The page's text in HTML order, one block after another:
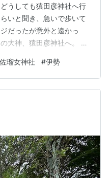
うしても猿田彦神社へ行
いと聞き、急いで歩いて
だったが意外と遠かっ
大神、猿田彦神社へ。 左
かげ横丁へ向かった。 よ
瑠女神社 #伊勢